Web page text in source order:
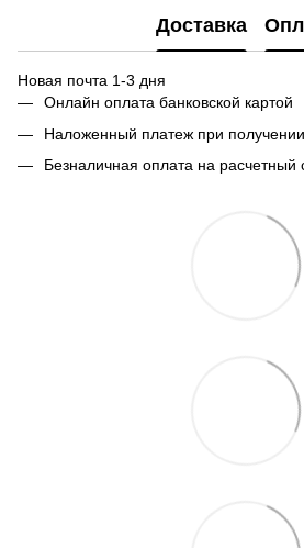
Доставка
Новая почта 1-3 дня
Онлайн оплата банковской картой
Наложенный платеж при получении
Безналичная оплата на расчетный